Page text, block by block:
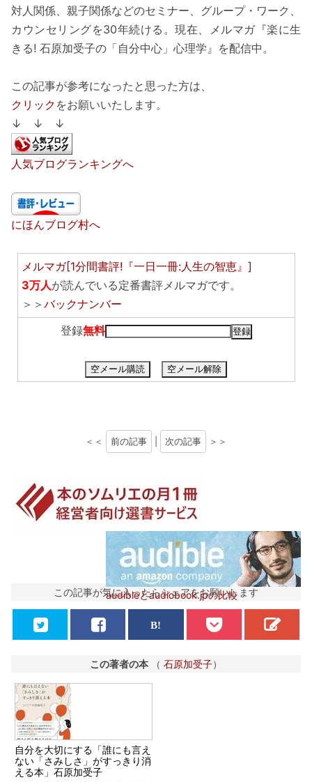
対人関係、親子関係などのセミナー、グループ・ワーク、
カウンセリングを30年続ける。現在、メルマガ『楽に生
きる! 石原加受子の「自分中心」心理学』を配信中。
この記事が参考になったと思った方は、
クリック をお願いいたします。
↓ ↓ ↓
人気ブログランキングへ
にほんブログ村へ
メルマガ[1分間書評!『一日一冊:人生の智恵』]
3万人が読んでいる定番書評メルマガです。
＞＞ バックナンバー
登録無料
空メール購読 空メール解除
＜＜ 前の記事 次の記事 ＞＞
audibleとaudiobook.jpの比較
この記事が気に入ったらシェアをお願いします
この著者の本 （ 石原加受子）
自分を大切にする「誰にも言え
ない「さみしさ」がすっきり消
える本」石原加受子